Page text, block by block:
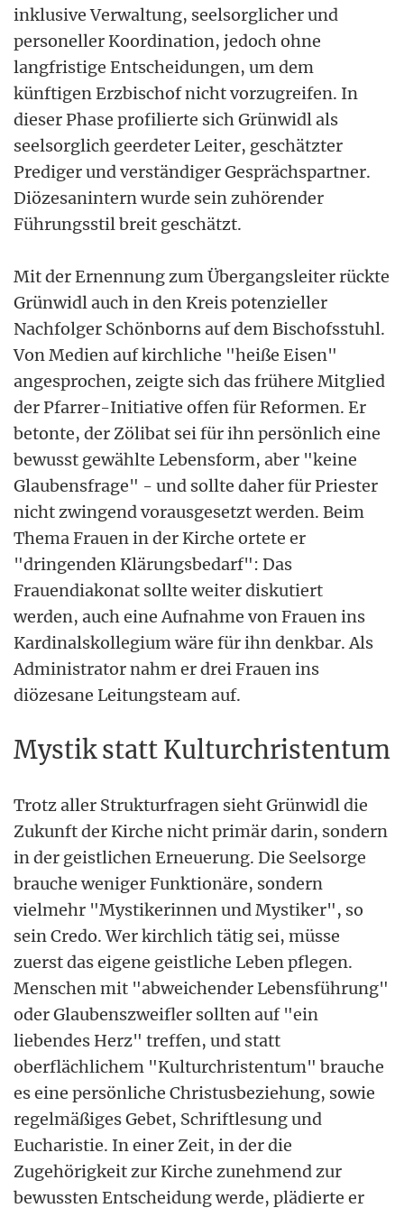
inklusive Verwaltung, seelsorglicher und
personeller Koordination, jedoch ohne
langfristige Entscheidungen, um dem
künftigen Erzbischof nicht vorzugreifen. In
dieser Phase profilierte sich Grünwidl als
seelsorglich geerdeter Leiter, geschätzter
Prediger und verständiger Gesprächspartner.
Diözesanintern wurde sein zuhörender
Führungsstil breit geschätzt.
Mit der Ernennung zum Übergangsleiter rückte
Grünwidl auch in den Kreis potenzieller
Nachfolger Schönborns auf dem Bischofsstuhl.
Von Medien auf kirchliche "heiße Eisen"
angesprochen, zeigte sich das frühere Mitglied
der Pfarrer-Initiative offen für Reformen. Er
betonte, der Zölibat sei für ihn persönlich eine
bewusst gewählte Lebensform, aber "keine
Glaubensfrage" - und sollte daher für Priester
nicht zwingend vorausgesetzt werden. Beim
Thema Frauen in der Kirche ortete er
"dringenden Klärungsbedarf": Das
Frauendiakonat sollte weiter diskutiert
werden, auch eine Aufnahme von Frauen ins
Kardinalskollegium wäre für ihn denkbar. Als
Administrator nahm er drei Frauen ins
diözesane Leitungsteam auf.
Mystik statt Kulturchristentum
Trotz aller Strukturfragen sieht Grünwidl die
Zukunft der Kirche nicht primär darin, sondern
in der geistlichen Erneuerung. Die Seelsorge
brauche weniger Funktionäre, sondern
vielmehr "Mystikerinnen und Mystiker", so
sein Credo. Wer kirchlich tätig sei, müsse
zuerst das eigene geistliche Leben pflegen.
Menschen mit "abweichender Lebensführung"
oder Glaubenszweifler sollten auf "ein
liebendes Herz" treffen, und statt
oberflächlichem "Kulturchristentum" brauche
es eine persönliche Christusbeziehung, sowie
regelmäßiges Gebet, Schriftlesung und
Eucharistie. In einer Zeit, in der die
Zugehörigkeit zur Kirche zunehmend zur
bewussten Entscheidung werde, plädierte er